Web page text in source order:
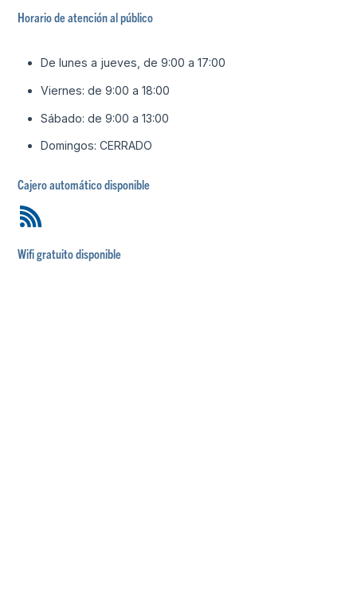
Horario de atención al público
De lunes a jueves, de 9:00 a 17:00
Viernes: de 9:00 a 18:00
Sábado: de 9:00 a 13:00
Domingos: CERRADO
Cajero automático disponible
Wifi gratuito disponible